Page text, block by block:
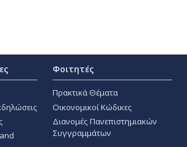
Φοιτητές
Πρακτικά Θέματα
Οικονομικοί Κώδικες
Διανομές Πανεπιστημιακών
Συγγραμμάτων